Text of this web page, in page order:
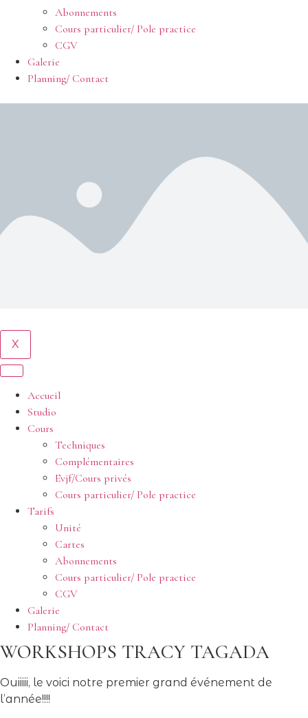
Abonnements
Cours particulier/ Pole practice
CGV
Galerie
Planning/ Contact
X
Accueil
Studio
Cours
Techniques
Complémentaires
Evjf/Cours privés
Cours particulier/ Pole practice
Tarifs
Unité
Cartes
Abonnements
Cours particulier/ Pole practice
CGV
Galerie
Planning/ Contact
WORKSHOPS TRACY TAGADA
Ouiiiii, le voici notre premier grand événement de
l’année!!!!